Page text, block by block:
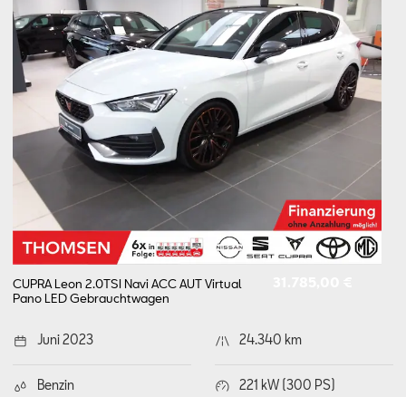
CUPRA Leon 2.0TSI Navi ACC AUT Virtual
Pano LEDGebrauchtwagen
Juni 2023 24.340 km
Benzin 221 kW (300 PS)